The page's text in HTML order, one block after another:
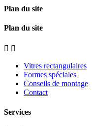
Plan du site
Plan du site
 
Vitres rectangulaires
Formes spéciales
Conseils de montage
Contact
Services